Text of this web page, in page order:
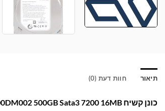
תיאור חוות דעת (0)
כונן קשיח Seagate ST500DM002 500GB Sata3 7200 16MB – מהירות ואמינות לאחסון מושלם!